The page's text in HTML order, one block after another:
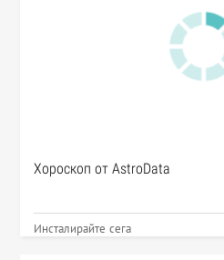
Хороскоп от AstroData
Инсталирайте сега